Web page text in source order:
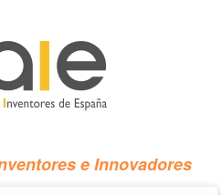
e Innovadores